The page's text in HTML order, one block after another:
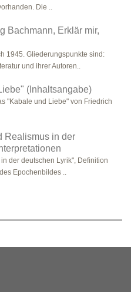
Die ..
Bachmann, Erklär mir,
1945. Gliederungspunkte sind:
und ihrer Autoren..
(Inhaltsangabe)
"Kabale und Liebe" von Friedrich
Realismus in der
der deutschen Lyrik", Definition
Epochenbildes ..